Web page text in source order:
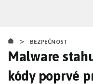
obsahu
> BEZPEČNOST
Malware
kódy poprvé